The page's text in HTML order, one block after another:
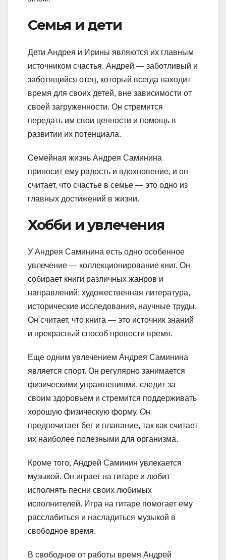
Семья и дети
Дети Андрея и Ирины являются их главным
источником счастья. Андрей — заботливый и
заботящийся отец, который всегда находит
время для своих детей, вне зависимости от
своей загруженности. Он стремится
передать им свои ценности и помощь в
развитии их потенциала.
Семейная жизнь Андрея Саминина
приносит ему радость и вдохновение, и он
считает, что счастье в семье — это одно из
главных достижений в жизни.
Хобби и увлечения
У Андрея Саминина есть одно особенное
увлечение — коллекционирование книг. Он
собирает книги различных жанров и
направлений: художественная литература,
исторические исследования, научные труды.
Он считает, что книга — это источник знаний
и прекрасный способ провести время.
Еще одним увлечением Андрея Саминина
является спорт. Он регулярно занимается
физическими упражнениями, следит за
своим здоровьем и стремится поддерживать
хорошую физическую форму. Он
предпочитает бег и плавание, так как считает
их наиболее полезными для организма.
Кроме того, Андрей Саминин увлекается
музыкой. Он играет на гитаре и любит
исполнять песни своих любимых
исполнителей. Игра на гитаре помогает ему
расслабиться и насладиться музыкой в
свободное время.
В свободное от работы время Андрей